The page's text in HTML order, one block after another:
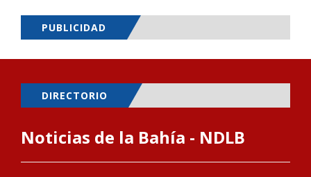
PUBLICIDAD
DIRECTORIO
Noticias de la Bahía - NDLB